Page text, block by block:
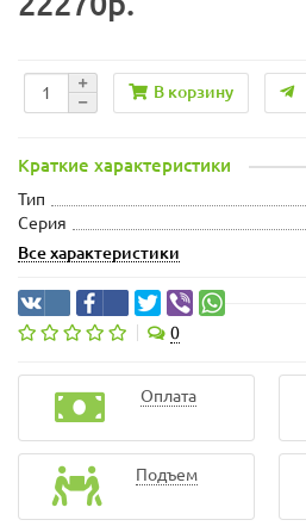
В корзину
Краткие характеристики
Тип
Серия
Все характеристики
0
Оплата
Подъем